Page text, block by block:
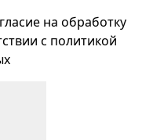
на обработку
с политикой